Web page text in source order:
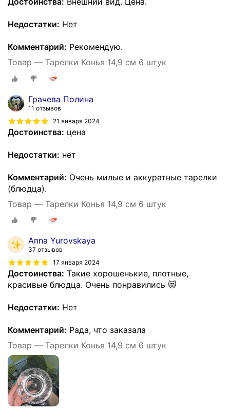
Недостатки: Нет
Комментарий: Рекомендую.
Товар — Тарелки Конья 14,9 см 6 штук
Грачева Полина
11 отзывов
21 января 2024
Достоинства: цена
Недостатки: нет
Комментарий: Очень милые и аккуратные тарелки
(блюдца).
Товар — Тарелки Конья 14,9 см 6 штук
Anna Yurovskaya
37 отзывов
17 января 2024
Достоинства: Такие хорошенькие, плотные,
красивые блюдца. Очень понравились 😻
Недостатки: Нет
Комментарий: Рада, что заказала
Товар — Тарелки Конья 14,9 см 6 штук